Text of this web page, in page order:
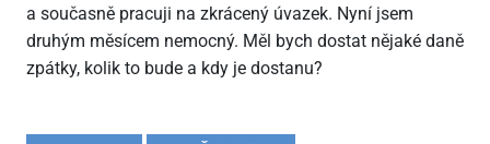
a současně pracuji na zkrácený úvazek. Nyní jsem
druhým měsícem nemocný. Měl bych dostat nějaké daně
zpátky, kolik to bude a kdy je dostanu?